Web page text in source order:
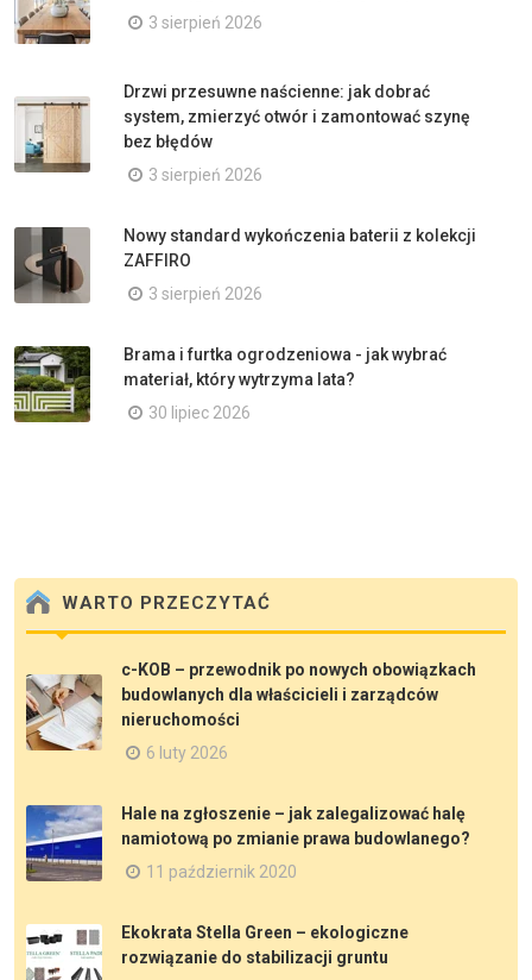
3 sierpień 2026
Drzwi przesuwne naścienne: jak dobrać
system, zmierzyć otwór i zamontować szynę
bez błędów
3 sierpień 2026
Nowy standard wykończenia baterii z kolekcji
ZAFFIRO
3 sierpień 2026
Brama i furtka ogrodzeniowa - jak wybrać
materiał, który wytrzyma lata?
30 lipiec 2026
WARTO PRZECZYTAĆ
c-KOB – przewodnik po nowych obowiązkach
budowlanych dla właścicieli i zarządców
nieruchomości
6 luty 2026
Hale na zgłoszenie – jak zalegalizować halę
namiotową po zmianie prawa budowlanego?
11 październik 2020
Ekokrata Stella Green – ekologiczne
rozwiązanie do stabilizacji gruntu